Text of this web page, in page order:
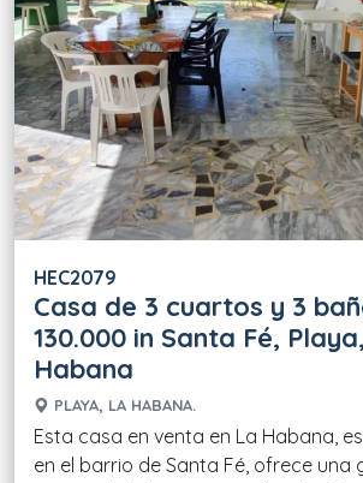
HEC2079
Casa de 3 cuartos y 3
130.000 in Santa Fé,
Habana
PLAYA, LA HABANA.
Esta casa en venta en La Habana,
en el barrio de Santa Fé, ofrece una